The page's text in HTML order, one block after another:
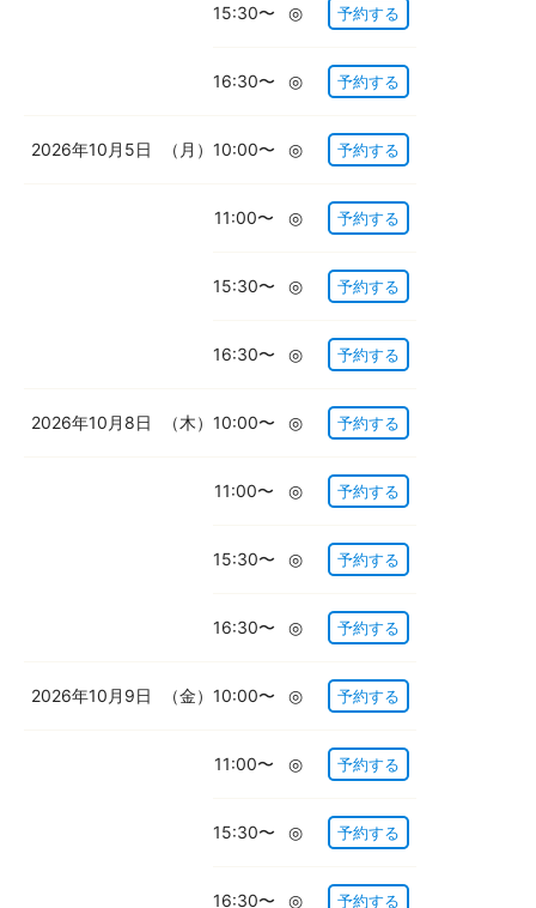
15:30〜 ◎ 予約する
16:30〜 ◎ 予約する
2026年10月5日 （月） 10:00〜 ◎ 予約する
11:00〜 ◎ 予約する
15:30〜 ◎ 予約する
16:30〜 ◎ 予約する
2026年10月8日 （木） 10:00〜 ◎ 予約する
11:00〜 ◎ 予約する
15:30〜 ◎ 予約する
16:30〜 ◎ 予約する
2026年10月9日 （金） 10:00〜 ◎ 予約する
11:00〜 ◎ 予約する
15:30〜 ◎ 予約する
16:30〜 ◎ 予約する